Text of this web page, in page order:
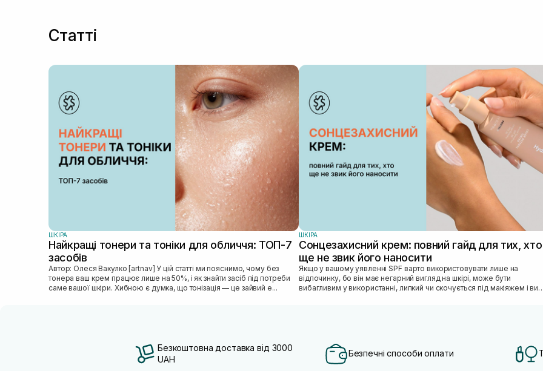
Статті
ШКIРА
Найкращі тонери та тоніки для обличчя: ТОП-7
засобів
Автор: Олеся Вакулко [artnav] У цій статті ми пояснимо, чому без
тонера ваш крем працює лише на 50%, і як знайти засіб під потреби
саме вашої шкіри. Хибною є думка, що тонізація — це зайвий е...
ШКIРА
Сонцезахисний крем: повний гайд для тих, хто
ще не звик його наносити
Якщо у вашому уявленні SPF варто використовувати лише на
відпочинку, бо він має негарний вигляд на шкірі, може бути
вибагливим у використанні, липкий чи скочується під макіяжем і ви
Безкоштовна доставка від 3000
UAH
Безпечні способи оплати